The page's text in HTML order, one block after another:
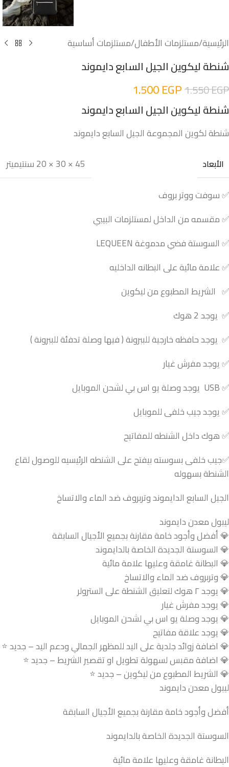
الرئيسية/مستلزمات الأطفال/مستلزمات أساسية
شنطة ليكوين الجيل السابع دايموند
1.550EGP
1.500EGP
شنطة ليكوين الجيل السابع دايموند
شنطة لكوين المجموعة الجيل السابع دايموند
الأبعاد
45 × 30 × 20 سنتيميتر
✅ سوفت ووتر بروف
✅ مقسمه من الداخل لمستلزمات البيبي
✅ السوستة فضي مدموغة LEQUEEN
✅ علامة مائية على البطانه الداخليه
✅ الشريط المطبوع من ليكوين
✅ يوجد 2 هوك
✅ يوجد حافظه خارجية للببرونة ( فيها وصلة تدفئة للببرونة )
✅ يوجد مفرش غيار
✅ USB يوجد وصلة يو اس بي لشحن الموبايل
✅ يوجد جيب خلفى للموبايل
✅ هوك داخل الشنطه للمفاتيح
✅جيب خلفى بسوسته بيفتح على الشنطه الرئيسيه للوصول لقاع
الشنطة بسهوله
الجيل السابع الدايموند وتربروف ضد الماء والاتساخ
ليبول معدن دايموند
💎 أفضل وأجود خامة مقارنة بجميع الأجيال السابقة
💎 السوستة الجديدة الخاصة بالدايموند
💎 البطانة غامقة وعليها علامة مائية
💎 وتربروف ضد الماء والاتساخ
💎 يوجد ٢ هوك لتعليق الشنطة على السترولر
💎 يوجد مفرش غيار
💎 يوجد وصلة يو اس بي لشحن الموبايل
💎 يوجد علاقة مفاتيح
💎 اضافة زوائد جلدية على اليد للمظهر الجمالي ودعم اليد – جديد ⭐
💎 اضافة مقبس لسهولة تطويل او تقصير الشريط – جديد ⭐
💎 الشريط المطبوع من ليكوين – جديد ⭐
ليبول معدن دايموند
أفضل وأجود خامة مقارنة بجميع الأجيال السابقة
السوستة الجديدة الخاصة بالدايموند
البطانة غامقة وعليها علامة مائية